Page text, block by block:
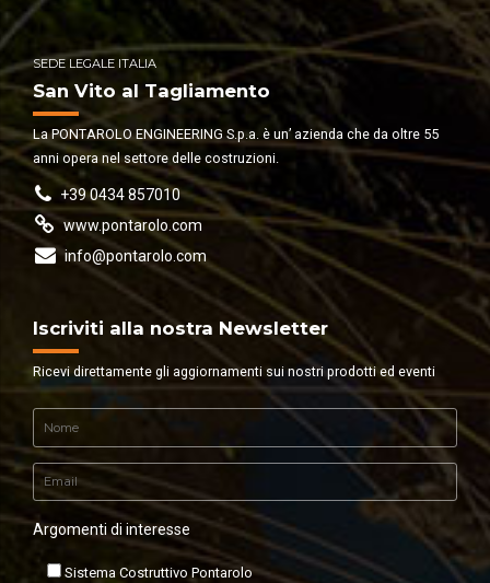
SEDE LEGALE ITALIA
San Vito al Tagliamento
La PONTAROLO ENGINEERING S.p.a. è un’ azienda che da oltre 55
anni opera nel settore delle costruzioni.
+39 0434 857010
www.pontarolo.com
info@pontarolo.com
Iscriviti alla nostra Newsletter
Ricevi direttamente gli aggiornamenti sui nostri prodotti ed eventi
Argomenti di interesse
Sistema Costruttivo Pontarolo